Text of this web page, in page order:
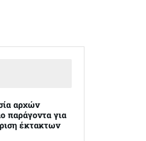
αρχών
παράγοντα για
έκτακτων